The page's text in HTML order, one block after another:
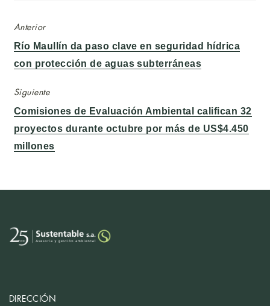
Anterior
Entrada
anterior:
Río Maullín da paso clave en seguridad hídrica
con protección de aguas subterráneas
Siguiente
Entrada
siguiente:
Comisiones de Evaluación Ambiental califican 32
proyectos durante octubre por más de US$4.450
millones
DIRECCIÓN